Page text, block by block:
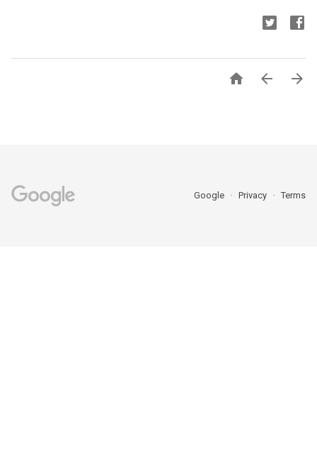
  
Google Privacy Terms